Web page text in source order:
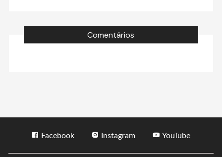
Comentários
Facebook Instagram YouTube